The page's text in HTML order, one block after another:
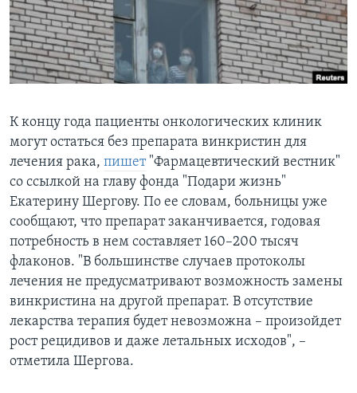
Learning English
СОЦИАЛЬНЫЕ СЕТИ
Языки
К концу года пациенты онкологических клиник
могут остаться без препарата винкристин для
лечения рака, пишет"Фармацевтический вестник"
со ссылкой на главу фонда "Подари жизнь"
Екатерину Шергову. По ее словам, больницы уже
сообщают, что препарат заканчивается, годовая
потребность в нем составляет 160–200 тысяч
флаконов. "В большинстве случаев протоколы
лечения не предусматривают возможность замены
винкристина на другой препарат. В отсутствие
лекарства терапия будет невозможна – произойдет
рост рецидивов и даже летальных исходов", –
отметила Шергова.